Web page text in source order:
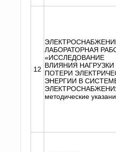
12
ЛАБОРАТОРНАЯ
«ИССЛЕДОВАНИЕ
ВЛИЯНИЯ НАГРУЗКИ
ПОТЕРИ
ЭНЕРГИИ В
методические